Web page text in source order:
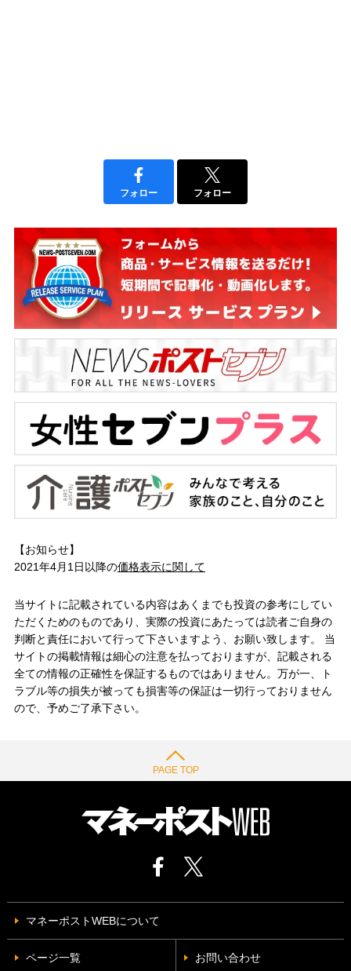
フォロー フォロー
【お知らせ】
2021年4月1日以降の価格表示に関して
当サイトに記載されている内容はあくまでも投資の参考にしてい
ただくためのものであり、実際の投資にあたっては読者ご自身の
判断と責任において行って下さいますよう、お願い致します。 当
サイトの掲載情報は細心の注意を払っておりますが、記載される
全ての情報の正確性を保証するものではありません。万が一、ト
ラブル等の損失が被っても損害等の保証は一切行っておりません
ので、予めご了承下さい。
PAGE TOP
マネーポストWEBについて
ページ一覧 お問い合わせ